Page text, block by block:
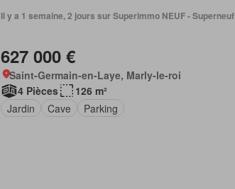
Il y a 1 semaine, 2 jours sur Superimmo NEUF - Superneuf
627 000 €
Saint-Germain-en-Laye, Marly-le-roi
4 Pièces
126 m²
Jardin
Cave Parking